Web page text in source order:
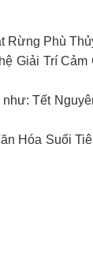
Rừng Phù
Giải Trí
Tết
Hóa Suối